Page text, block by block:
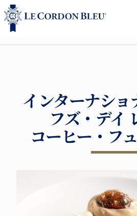
インターナショ
フズ・デイ
コーヒー・フ